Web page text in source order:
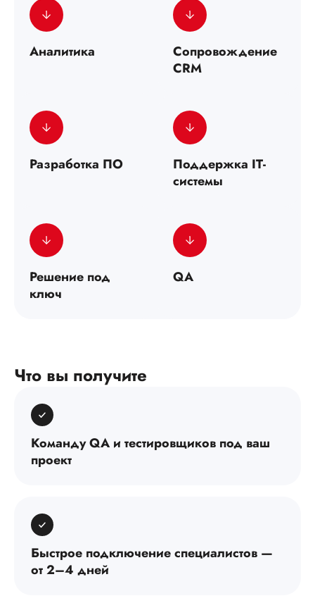
Аналитика
Сопровождение
CRM
Разработка ПО
Поддержка IT-
системы
Решение под
ключ
QA
Что вы получите
Команду QA и тестировщиков под ваш
проект
Быстрое подключение специалистов —
от 2–4 дней